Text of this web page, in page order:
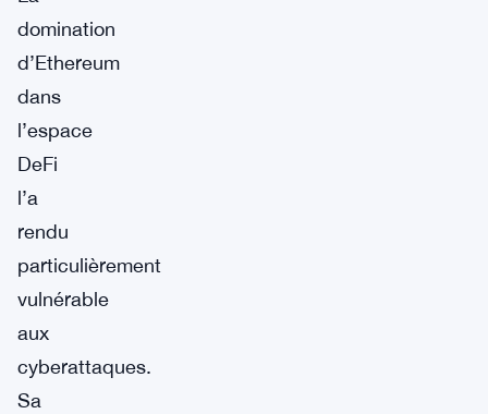
domination
d’Ethereum
dans
l’espace
DeFi
l’a
rendu
particulièrement
vulnérable
aux
cyberattaques.
Sa